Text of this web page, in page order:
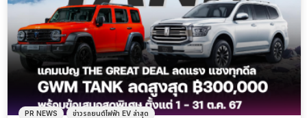
PR NEWS ข่าวรถยนต์ไฟฟ้า EV ล่าสุด